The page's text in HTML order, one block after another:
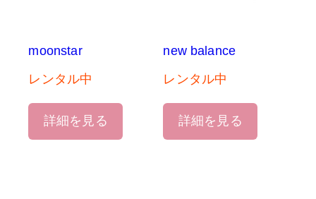
moonstar
レンタル中
詳細を見る
new balance
レンタル中
詳細を見る